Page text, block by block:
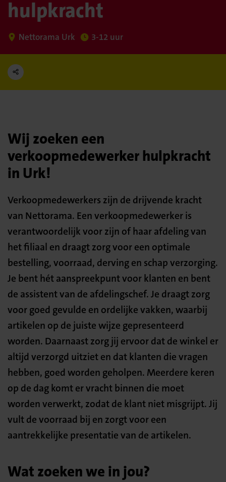
hulpkracht
Nettorama Urk 3-12 uur
Wij zoeken een
verkoopmedewerker hulpkracht
in Urk!
Verkoopmedewerkers zijn de drijvende kracht
van Nettorama. Een verkoopmedewerker is
verantwoordelijk voor zijn of haar afdeling van
het filiaal en draagt zorg voor een optimale
bestelling, voorraad, derving en schap verzorging.
Je bent hét aanspreekpunt voor klanten en bent
de assistent van de afdelingschef. Je draagt zorg
voor goed gevulde en ordelijke vakken, waarbij
artikelen op de juiste wijze gepresenteerd
worden. Daarnaast zorg jij ervoor dat de winkel er
altijd verzorgd uitziet en dat klanten die vragen
hebben, goed worden geholpen. Meerdere keren
op de dag komt er vracht binnen die moet
worden verwerkt, zodat de klant niet misgrijpt. Jij
vult de voorraad bij en zorgt voor een
aantrekkelijke presentatie van de artikelen.
Wat zoeken we in jou?